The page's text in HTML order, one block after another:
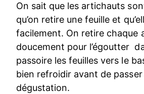
On sait que les artichauts
qu’on retire une feuille et
facilement. On retire chaque
doucement pour l’égoutter
passoire les feuilles vers le
bien refroidir avant de passer
dégustation.